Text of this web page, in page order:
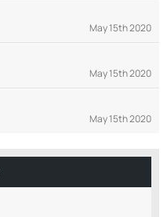
May 15th 2020
May 15th 2020
May 15th 2020